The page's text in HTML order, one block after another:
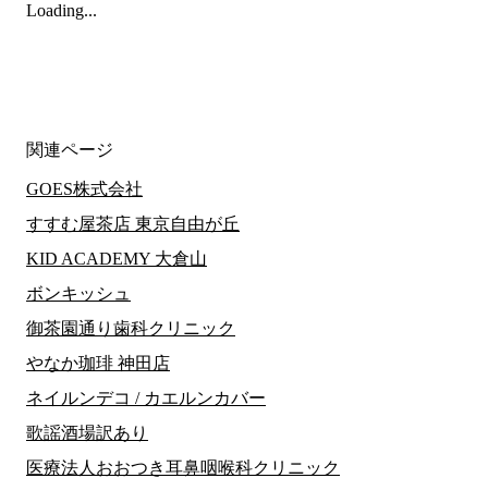
Loading...
関連ページ
GOES株式会社
すすむ屋茶店 東京自由が丘
KID ACADEMY 大倉山
ボンキッシュ
御茶園通り歯科クリニック
やなか珈琲 神田店
ネイルンデコ / カエルンカバー
歌謡酒場訳あり
医療法人おおつき耳鼻咽喉科クリニック